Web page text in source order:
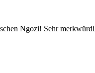
Ngozi! Sehr